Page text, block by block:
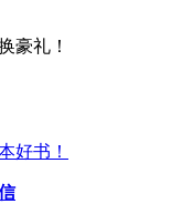
豪礼！
好书！